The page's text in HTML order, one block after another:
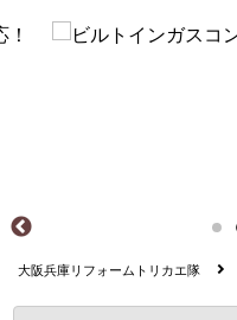
大阪兵庫リフォームトリカエ隊